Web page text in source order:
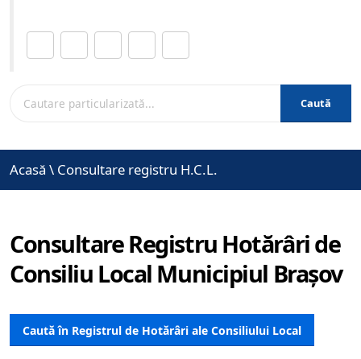
Caută
Acasă \ Consultare registru H.C.L.
Consultare Registru Hotărâri de
Consiliu Local Municipiul Brașov
Caută în Registrul de Hotărâri ale Consiliului Local